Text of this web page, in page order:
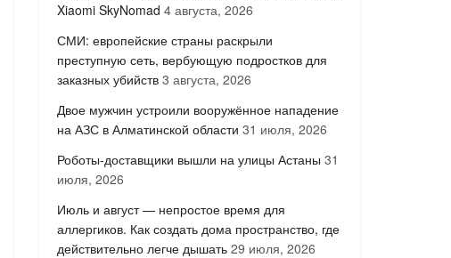
Xiaomi SkyNomad 4 августа, 2026
СМИ: европейские страны раскрыли
преступную сеть, вербующую подростков для
заказных убийств 3 августа, 2026
Двое мужчин устроили вооружённое нападение
на АЗС в Алматинской области 31 июля, 2026
Роботы-доставщики вышли на улицы Астаны 31
июля, 2026
Июль и август — непростое время для
аллергиков. Как создать дома пространство, где
действительно легче дышать 29 июля, 2026